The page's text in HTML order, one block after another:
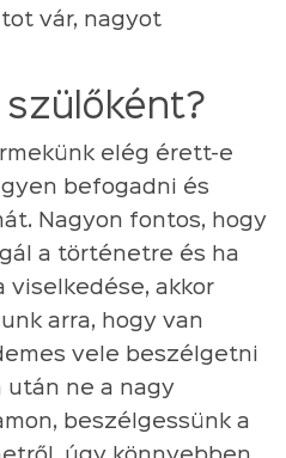
vár, nagyot
elég érett-e
befogadni és
Nagyon fontos, hogy
a történetre és ha
viselkedése, akkor
arra, hogy van
vele beszélgetni
után ne a nagy
beszélgessünk a